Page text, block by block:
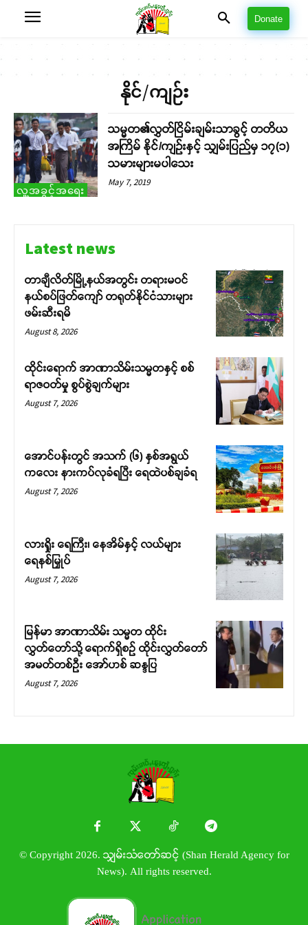
Donate
နိုင်/ကျဉ်း
လူ့အခွင့်အရေး
သမ္မတ၏လွှတ်ငြိမ်းချမ်းသာခွင့် တတိယ
အကြိမ် နိုင်/ကျဉ်းနှင့် သျှမ်းပြည်မှ ၁၇(၁)
သမားများမပါသေး
May 7, 2019
Latest news
တာချီလိတ်မြို့နယ်အတွင်း တရားမဝင်
နယ်စပ်ဖြတ်ကျော် တရုတ်နိုင်ငံသားများ
ဖမ်းဆီးရမိ
August 8, 2026
ထိုင်းရောက် အာဏာသိမ်းသမ္မတနှင့် စစ်
ရာဇဝတ်မှု စွပ်စွဲချက်များ
August 7, 2026
အောင်ပန်းတွင် အသက် (၆) နှစ်အရွယ်
ကလေး နားကပ်လုခံရပြီး ရေထဲပစ်ချခံရ
August 7, 2026
လားရှိုး ရေကြီး၊ နေအိမ်နှင့် လယ်များ
ရေနစ်မြှုပ်
August 7, 2026
မြန်မာ အာဏာသိမ်း သမ္မတ ထိုင်း
လွှတ်တော်သို့ ရောက်ရှိစဉ် ထိုင်းလွှတ်တော်
အမတ်တစ်ဦး အော်ဟစ် ဆန္ဒပြ
August 7, 2026
© Copyright 2026. သျှမ်းသံတော်ဆင့် (Shan Herald Agency for
News). All rights reserved.